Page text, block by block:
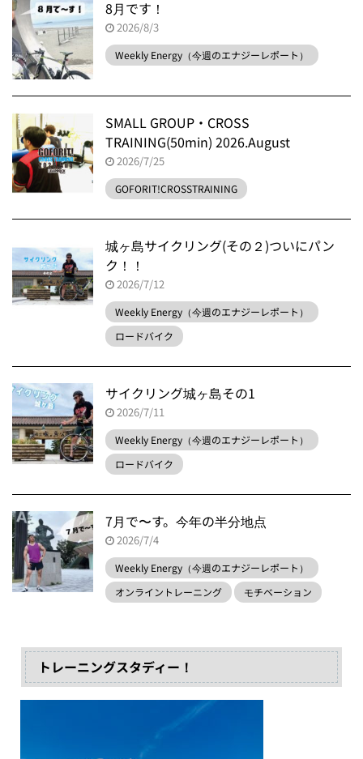
8月です！
2026/8/3
Weekly Energy（今週のエナジーレポート）
SMALL GROUP・CROSS
TRAINING(50min) 2026.August
2026/7/25
GOFORIT!CROSSTRAINING
城ヶ島サイクリング(その２)ついにパン
ク！！
2026/7/12
Weekly Energy（今週のエナジーレポート）
ロードバイク
サイクリング城ヶ島その1
2026/7/11
Weekly Energy（今週のエナジーレポート）
ロードバイク
7月で〜す。今年の半分地点
2026/7/4
Weekly Energy（今週のエナジーレポート）
オンライントレーニング
モチベーション
トレーニングスタディー！